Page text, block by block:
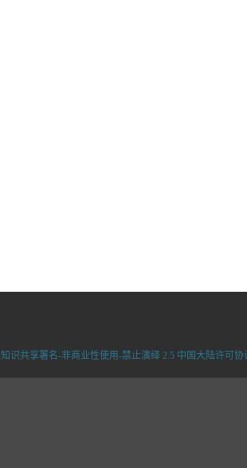
知识共享署名-非商业性使用-禁止演绎 2.5 中国大陆许可协